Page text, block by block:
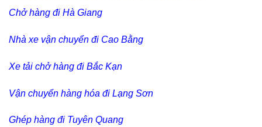
Chở hàng đi Hà Giang
Nhà xe vận chuyển đi Cao Bằng
Xe tải chở hàng đi Bắc Kạn
Vận chuyển hàng hóa đi Lạng Sơn
Ghép hàng đi Tuyên Quang